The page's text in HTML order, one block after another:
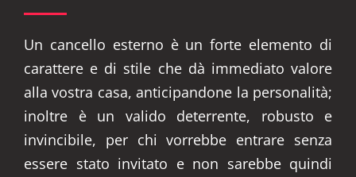
Un cancello esterno è un forte elemento di
carattere e di stile che dà immediato valore
alla vostra casa, anticipandone la personalità;
inoltre è un valido deterrente, robusto e
invincibile, per chi vorrebbe entrare senza
essere stato invitato e non sarebbe quindi